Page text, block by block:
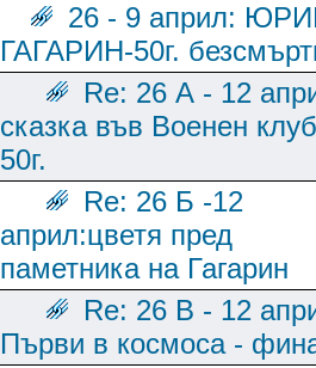
26 - 9 април:
ГАГАРИН-50г.
Re: 26 А - 12
сказка във Военен
50г.
Re: 26 Б -12
април:цветя пред
паметника на Гагарин
Re: 26 В - 12
Първи в космоса -